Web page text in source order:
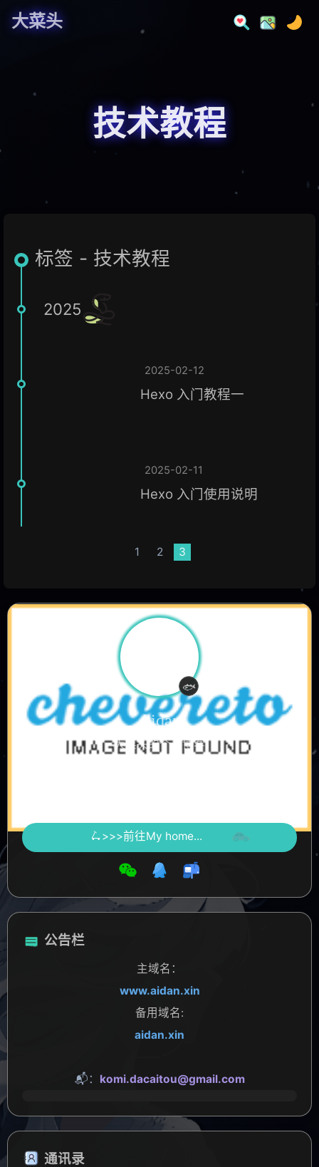
大菜头
技术教程
标签 - 技术教程
2025
2025-02-12
Hexo 入门教程一
2025-02-11
Hexo 入门使用说明
1 2 3
🐟认真摸鱼中
Aidan
大菜头的个人博客
🛴>>>前往My home...
公告栏
主域名：
www.aidan.xin
备用域名:
aidan.xin
📬： komi.dacaitou@gmail.com
通讯录